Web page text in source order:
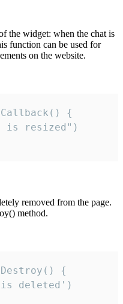
the widget: when the chat is
function can be used for
on the website.
{
is resized")
removed from the page.
method.
{
deleted')